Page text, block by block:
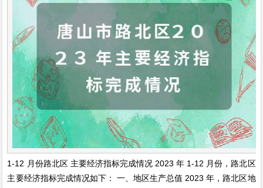
1-12 月份路北区 主要经济指标完成情况 2023 年 1-12 月份，路北区
主要经济指标完成情况如下： 一、地区生产总值 2023 年，路北区地